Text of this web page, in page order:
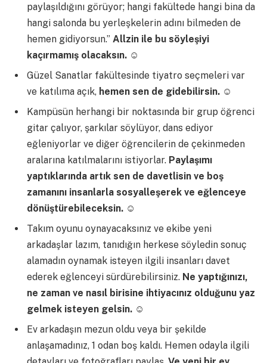
paylaşıldığını görüyor; hangi fakültede hangi bina da
hangi salonda bu yerleşkelerin adını bilmeden de
hemen gidiyorsun.” Allzin ile bu söyleşiyi
kaçırmamış olacaksın. ☺
Güzel Sanatlar fakültesinde tiyatro seçmeleri var
ve katılıma açık, hemen sen de gidebilirsin. ☺
Kampüsün herhangi bir noktasında bir grup öğrenci
gitar çalıyor, şarkılar söylüyor, dans ediyor
eğleniyorlar ve diğer öğrencilerin de çekinmeden
aralarına katılmalarını istiyorlar. Paylaşımı
yaptıklarında artık sen de davetlisin ve boş
zamanını insanlarla sosyalleşerek ve eğlenceye
dönüştürebileceksin. ☺
Takım oyunu oynayacaksınız ve ekibe yeni
arkadaşlar lazım, tanıdığın herkese söyledin sonuç
alamadın oynamak isteyen ilgili insanları davet
ederek eğlenceyi sürdürebilirsiniz. Ne yaptığınızı,
ne zaman ve nasıl birisine ihtiyacınız olduğunu yaz
gelmek isteyen gelsin. ☺
Ev arkadaşın mezun oldu veya bir şekilde
anlaşamadınız, 1 odan boş kaldı. Hemen odayla ilgili